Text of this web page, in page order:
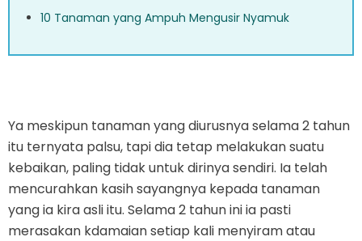
10 Tanaman yang Ampuh Mengusir Nyamuk
Ya meskipun tanaman yang diurusnya selama 2 tahun
itu ternyata palsu, tapi dia tetap melakukan suatu
kebaikan, paling tidak untuk dirinya sendiri. Ia telah
mencurahkan kasih sayangnya kepada tanaman
yang ia kira asli itu. Selama 2 tahun ini ia pasti
merasakan kdamaian setiap kali menyiram atau